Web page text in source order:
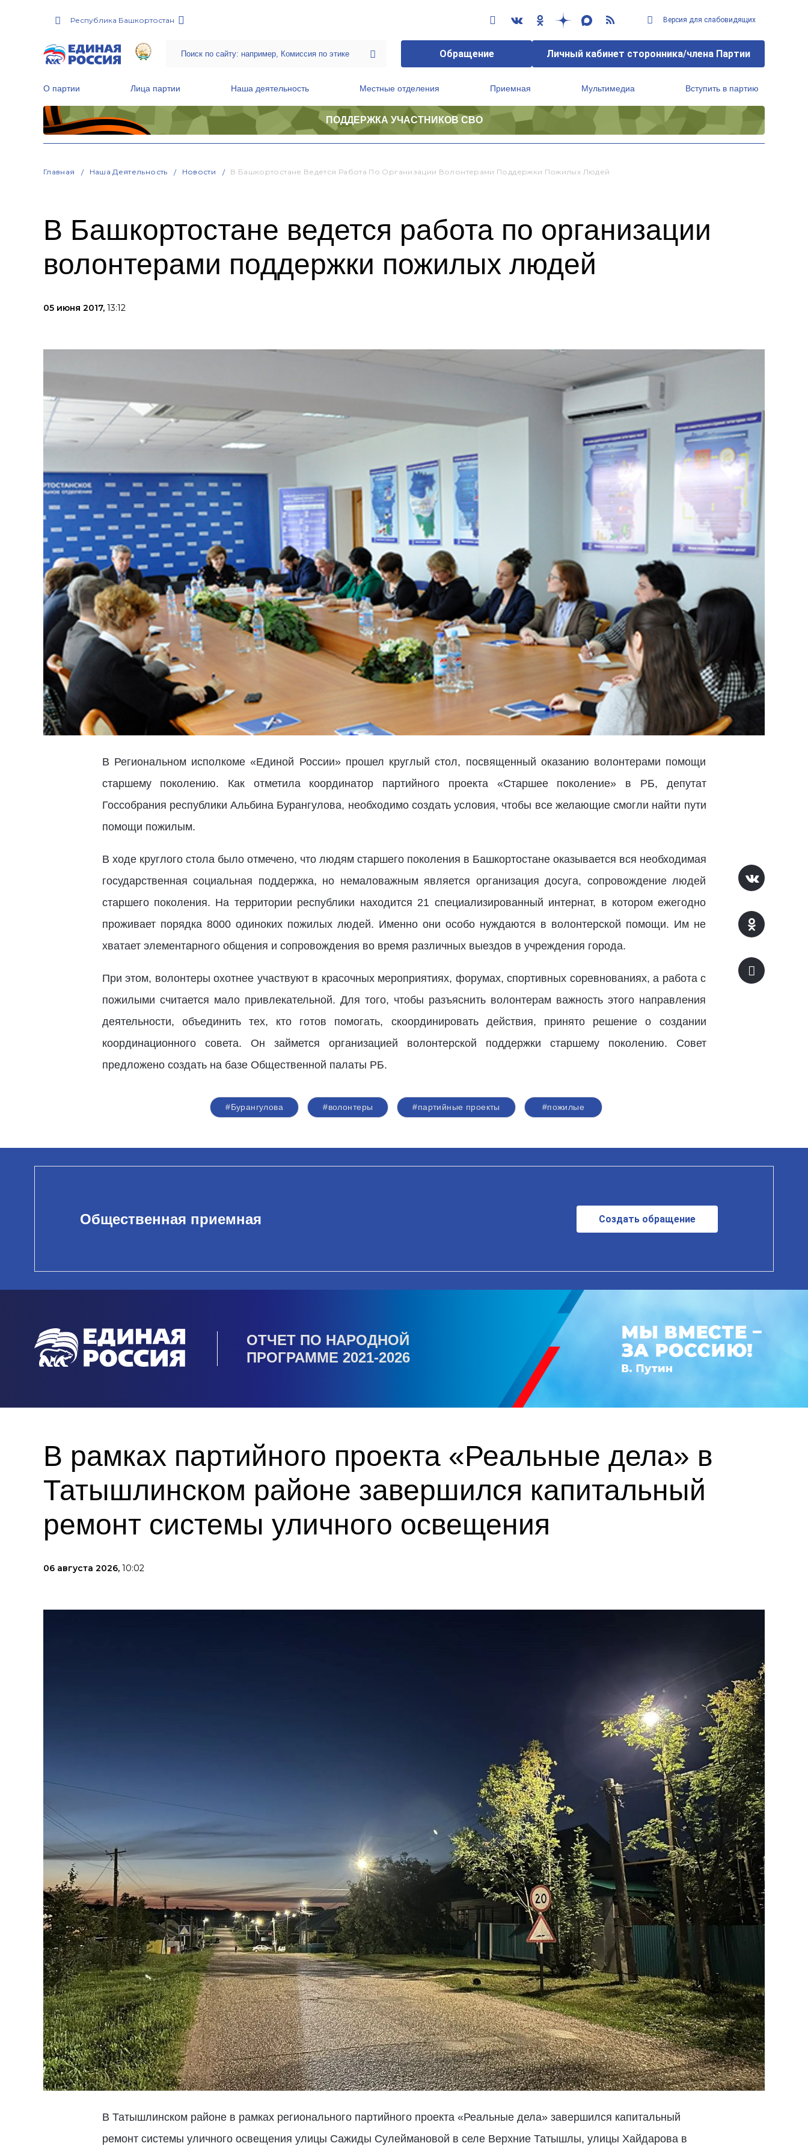
Республика Башкортостан Версия для слабовидящих
Обращение Личный кабинет сторонника/члена Партии
О партии Лица партии Наша деятельность Местные отделения Приемная Мультимедиа Вступить в партию
ПОДДЕРЖКА УЧАСТНИКОВ СВО
Главная Наша Деятельность Новости В Башкортостане Ведется Работа По Организации Волонтерами Поддержки Пожилых Людей
В Башкортостане ведется работа по организации
волонтерами поддержки пожилых людей
05 июня 2017, 13:12
В Региональном исполкоме «Единой России» прошел круглый стол, посвященный оказанию волонтерами помощи
старшему поколению. Как отметила координатор партийного проекта «Старшее поколение» в РБ, депутат
Госсобрания республики Альбина Бурангулова, необходимо создать условия, чтобы все желающие смогли найти пути
помощи пожилым.
В ходе круглого стола было отмечено, что людям старшего поколения в Башкортостане оказывается вся необходимая
государственная социальная поддержка, но немаловажным является организация досуга, сопровождение людей
старшего поколения. На территории республики находится 21 специализированный интернат, в котором ежегодно
проживает порядка 8000 одиноких пожилых людей. Именно они особо нуждаются в волонтерской помощи. Им не
хватает элементарного общения и сопровождения во время различных выездов в учреждения города.
При этом, волонтеры охотнее участвуют в красочных мероприятиях, форумах, спортивных соревнованиях, а работа с
пожилыми считается мало привлекательной. Для того, чтобы разъяснить волонтерам важность этого направления
деятельности, объединить тех, кто готов помогать, скоординировать действия, принято решение о создании
координационного совета. Он займется организацией волонтерской поддержки старшему поколению. Совет
предложено создать на базе Общественной палаты РБ.
#Бурангулова #волонтеры #партийные проекты #пожилые
Общественная приемная Создать обращение
ОТЧЕТ ПО НАРОДНОЙ
ПРОГРАММЕ 2021-2026
В рамках партийного проекта «Реальные дела» в
Татышлинском районе завершился капитальный
ремонт системы уличного освещения
06 августа 2026, 10:02
В Татышлинском районе в рамках регионального партийного проекта «Реальные дела» завершился капитальный
ремонт системы уличного освещения улицы Сажиды Сулеймановой в селе Верхние Татышлы, улицы Хайдарова в